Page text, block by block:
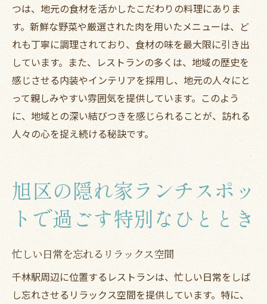
つは、地元の食材を活かしたこだわりの料理にありま
す。新鮮な野菜や厳選された肉を用いたメニューは、ど
れも丁寧に調理されており、食材の味を最大限に引き出
しています。また、レストランの多くは、地域の歴史を
感じさせる内装やインテリアを採用し、地元の人々にと
って親しみやすい雰囲気を提供しています。このよう
に、地域との深い結びつきを感じられることが、訪れる
人々の心を捉え続ける秘訣です。
旭区の隠れ家ランチスポッ
トで過ごす特別なひととき
忙しい日常を忘れるリラックス空間
千林駅周辺に位置するレストランは、忙しい日常をしば
し忘れさせるリラックス空間を提供しています。特に、